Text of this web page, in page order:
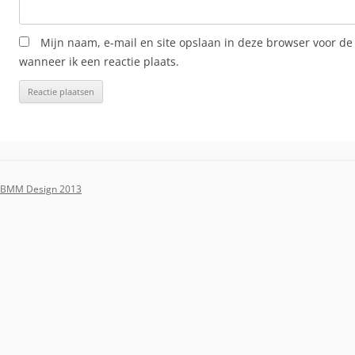
Mijn naam, e-mail en site opslaan in deze browser voor
wanneer ik een reactie plaats.
BMM Design 2013